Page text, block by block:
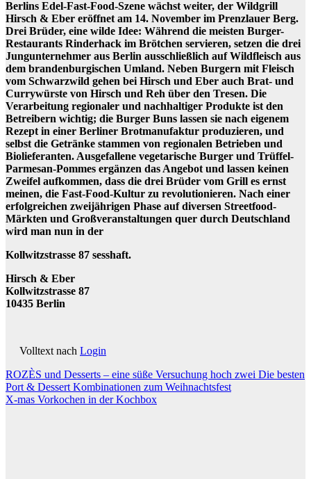
Berlins Edel-Fast-Food-Szene wächst weiter, der Wildgrill
Hirsch & Eber eröffnet am 14. November im Prenzlauer Berg.
Drei Brüder, eine wilde Idee: Während die meisten Burger-
Restaurants Rinderhack im Brötchen servieren, setzen die drei
Jungunternehmer aus Berlin ausschließlich auf Wildfleisch aus
dem brandenburgischen Umland. Neben Burgern mit Fleisch
vom Schwarzwild gehen bei Hirsch und Eber auch Brat- und
Currywürste von Hirsch und Reh über den Tresen. Die
Verarbeitung regionaler und nachhaltiger Produkte ist den
Betreibern wichtig; die Burger Buns lassen sie nach eigenem
Rezept in einer Berliner Brotmanufaktur produzieren, und
selbst die Getränke stammen von regionalen Betrieben und
Biolieferanten. Ausgefallene vegetarische Burger und Trüffel-
Parmesan-Pommes ergänzen das Angebot und lassen keinen
Zweifel aufkommen, dass die drei Brüder vom Grill es ernst
meinen, die Fast-Food-Kultur zu revolutionieren. Nach einer
erfolgreichen zweijährigen Phase auf diversen Streetfood-
Märkten und Großveranstaltungen quer durch Deutschland
wird man nun in der
Kollwitzstrasse 87 sesshaft.
Hirsch & Eber
Kollwitzstrasse 87
10435 Berlin
Volltext nach Login
Beitragsnavigation
ROZÈS und Desserts – eine süße Versuchung hoch zwei Die besten
Port & Dessert Kombinationen zum Weihnachtsfest
X-mas Vorkochen in der Kochbox